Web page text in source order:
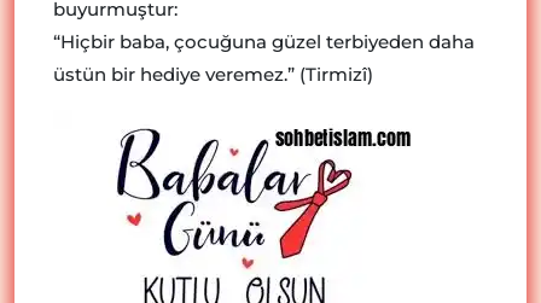
buyurmuştur:
“Hiçbir baba, çocuğuna güzel terbiyeden daha
üstün bir hediye veremez.” (Tirmizî)